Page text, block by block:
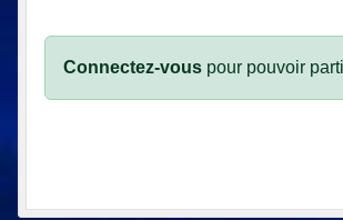
Connectez-vous pour pouvoir